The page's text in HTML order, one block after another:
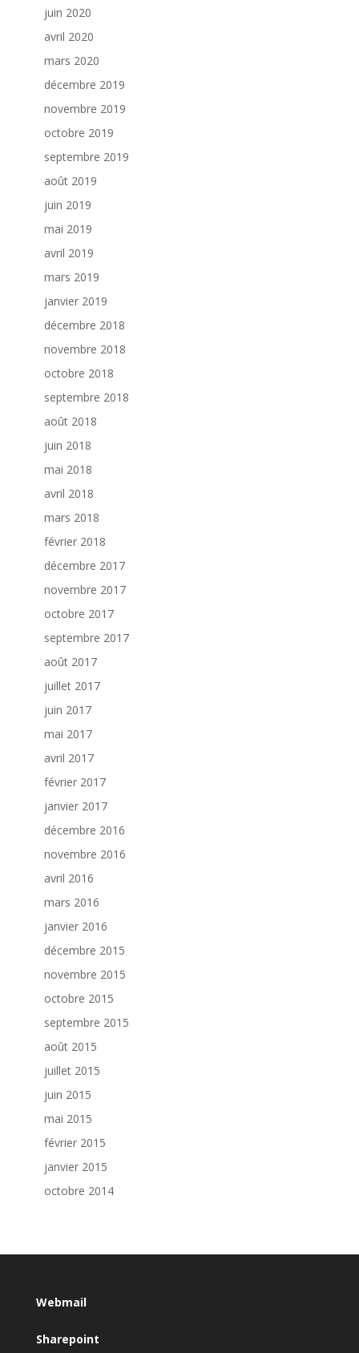
juin 2020
avril 2020
mars 2020
décembre 2019
novembre 2019
octobre 2019
septembre 2019
août 2019
juin 2019
mai 2019
avril 2019
mars 2019
janvier 2019
décembre 2018
novembre 2018
octobre 2018
septembre 2018
août 2018
juin 2018
mai 2018
avril 2018
mars 2018
février 2018
décembre 2017
novembre 2017
octobre 2017
septembre 2017
août 2017
juillet 2017
juin 2017
mai 2017
avril 2017
février 2017
janvier 2017
décembre 2016
novembre 2016
avril 2016
mars 2016
janvier 2016
décembre 2015
novembre 2015
octobre 2015
septembre 2015
août 2015
juillet 2015
juin 2015
mai 2015
février 2015
janvier 2015
octobre 2014
Webmail
Sharepoint